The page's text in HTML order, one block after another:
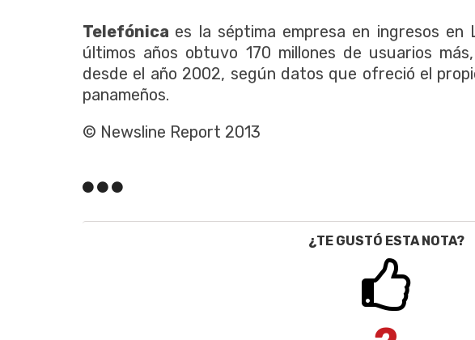
Telefónica es la séptima empresa en ingresos en
últimos años obtuvo 170 millones de usuarios
desde el año 2002, según datos que ofreció el
panameños.
© Newsline Report 2013
¿TE GUSTÓ ESTA NOTA?